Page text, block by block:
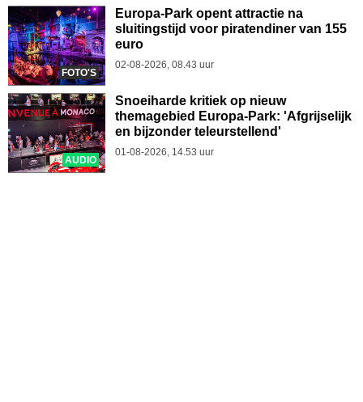
FOTO'S
Europa-Park opent attractie na
sluitingstijd voor piratendiner van 155
euro
02-08-2026, 08.43 uur
AUDIO
Snoeiharde kritiek op nieuw
themagebied Europa-Park: 'Afgrijselijk
en bijzonder teleurstellend'
01-08-2026, 14.53 uur